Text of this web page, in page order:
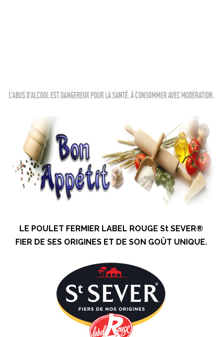
LE POULET FERMIER LABEL ROUGE St SEVER®
FIER DE SES ORIGINES ET DE SON GOÛT UNIQUE.